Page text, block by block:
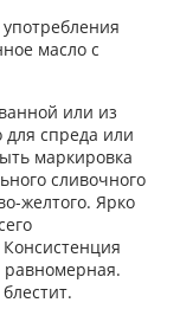
масло с
или из
для спреда или
маркировка
сливочного
желтого. Ярко
равномерная.